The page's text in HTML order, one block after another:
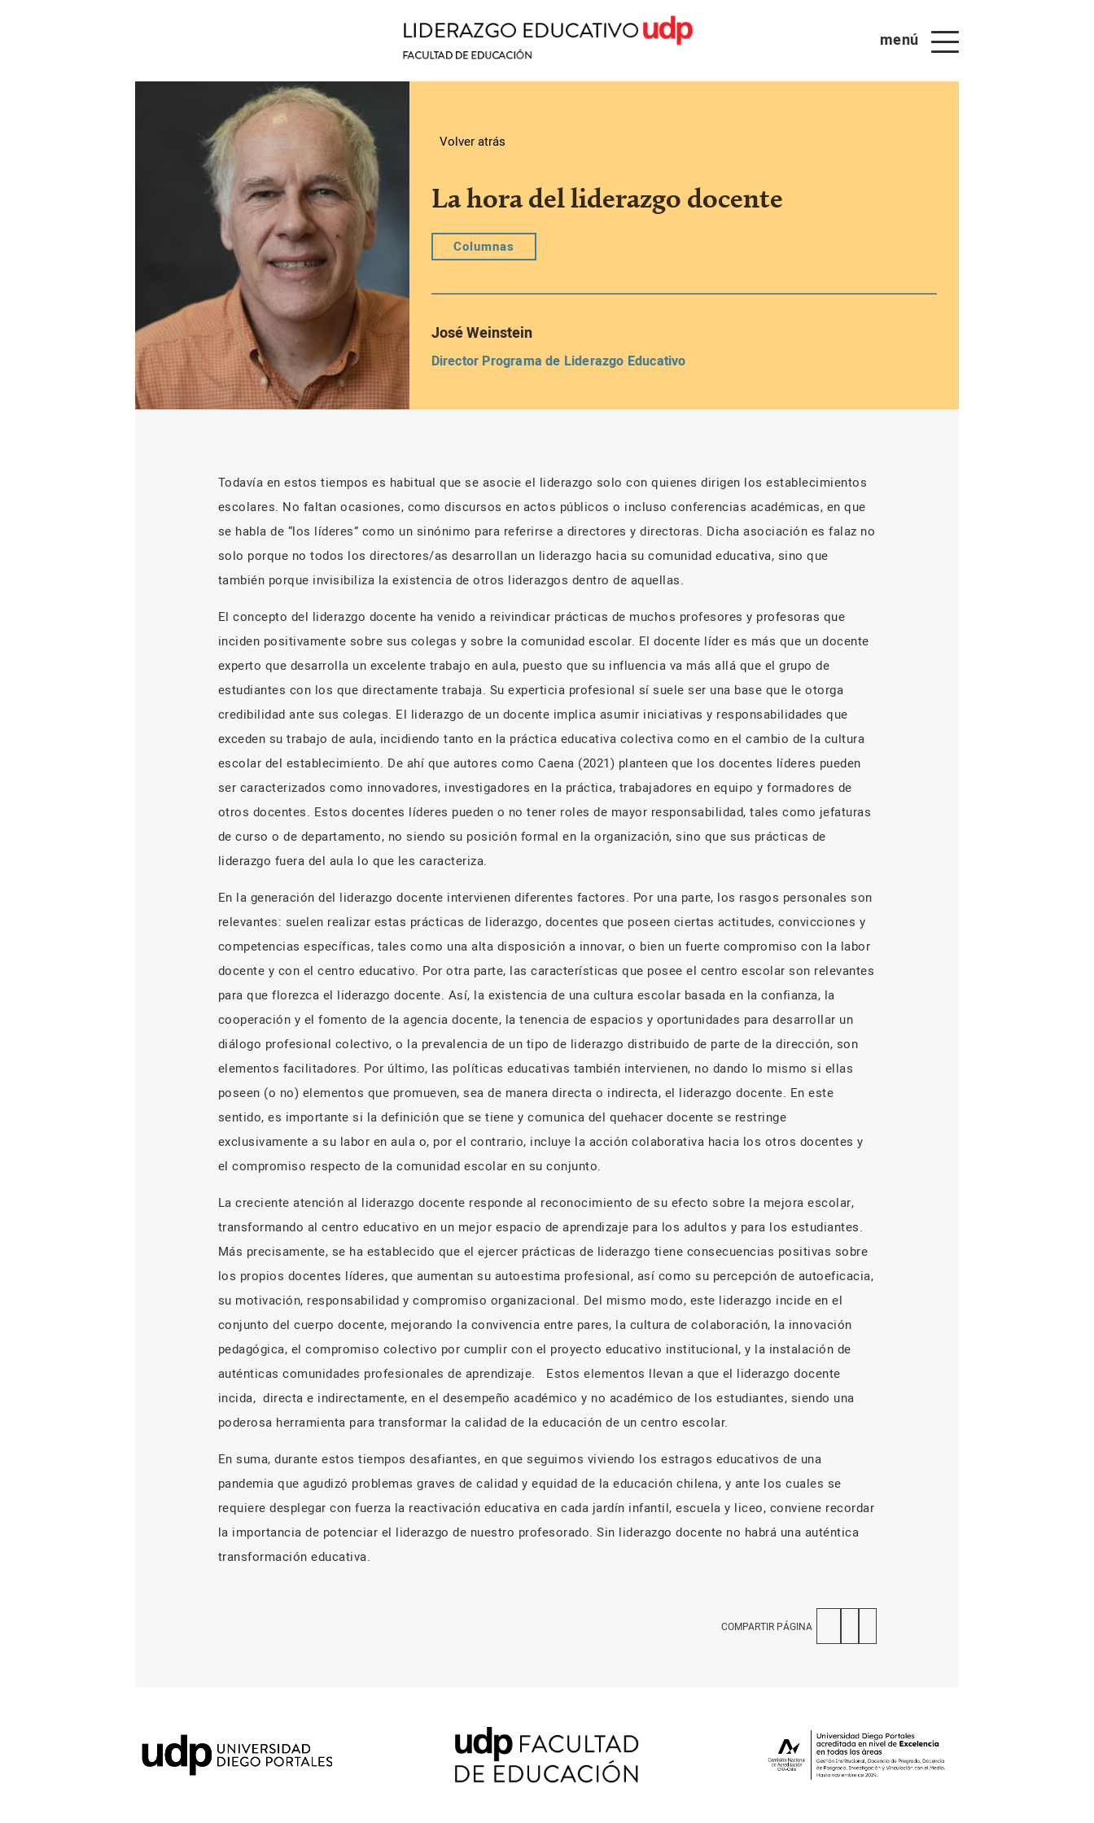
menú
Volver atrás
La hora del liderazgo docente
Columnas
José Weinstein
Director Programa de Liderazgo Educativo
Todavía en estos tiempos es habitual que se asocie el liderazgo solo con quienes dirigen los establecimientos
escolares. No faltan ocasiones, como discursos en actos públicos o incluso conferencias académicas, en que
se habla de “los líderes” como un sinónimo para referirse a directores y directoras. Dicha asociación es falaz no
solo porque no todos los directores/as desarrollan un liderazgo hacia su comunidad educativa, sino que
también porque invisibiliza la existencia de otros liderazgos dentro de aquellas.
El concepto del liderazgo docente ha venido a reivindicar prácticas de muchos profesores y profesoras que
inciden positivamente sobre sus colegas y sobre la comunidad escolar. El docente líder es más que un docente
experto que desarrolla un excelente trabajo en aula, puesto que su influencia va más allá que el grupo de
estudiantes con los que directamente trabaja. Su experticia profesional sí suele ser una base que le otorga
credibilidad ante sus colegas. El liderazgo de un docente implica asumir iniciativas y responsabilidades que
exceden su trabajo de aula, incidiendo tanto en la práctica educativa colectiva como en el cambio de la cultura
escolar del establecimiento. De ahí que autores como Caena (2021) planteen que los docentes líderes pueden
ser caracterizados como innovadores, investigadores en la práctica, trabajadores en equipo y formadores de
otros docentes. Estos docentes líderes pueden o no tener roles de mayor responsabilidad, tales como jefaturas
de curso o de departamento, no siendo su posición formal en la organización, sino que sus prácticas de
liderazgo fuera del aula lo que les caracteriza.
En la generación del liderazgo docente intervienen diferentes factores. Por una parte, los rasgos personales son
relevantes: suelen realizar estas prácticas de liderazgo, docentes que poseen ciertas actitudes, convicciones y
competencias específicas, tales como una alta disposición a innovar, o bien un fuerte compromiso con la labor
docente y con el centro educativo. Por otra parte, las características que posee el centro escolar son relevantes
para que florezca el liderazgo docente. Así, la existencia de una cultura escolar basada en la confianza, la
cooperación y el fomento de la agencia docente, la tenencia de espacios y oportunidades para desarrollar un
diálogo profesional colectivo, o la prevalencia de un tipo de liderazgo distribuido de parte de la dirección, son
elementos facilitadores. Por último, las políticas educativas también intervienen, no dando lo mismo si ellas
poseen (o no) elementos que promueven, sea de manera directa o indirecta, el liderazgo docente. En este
sentido, es importante si la definición que se tiene y comunica del quehacer docente se restringe
exclusivamente a su labor en aula o, por el contrario, incluye la acción colaborativa hacia los otros docentes y
el compromiso respecto de la comunidad escolar en su conjunto.
La creciente atención al liderazgo docente responde al reconocimiento de su efecto sobre la mejora escolar,
transformando al centro educativo en un mejor espacio de aprendizaje para los adultos y para los estudiantes.
Más precisamente, se ha establecido que el ejercer prácticas de liderazgo tiene consecuencias positivas sobre
los propios docentes líderes, que aumentan su autoestima profesional, así como su percepción de autoeficacia,
su motivación, responsabilidad y compromiso organizacional. Del mismo modo, este liderazgo incide en el
conjunto del cuerpo docente, mejorando la convivencia entre pares, la cultura de colaboración, la innovación
pedagógica, el compromiso colectivo por cumplir con el proyecto educativo institucional, y la instalación de
auténticas comunidades profesionales de aprendizaje. Estos elementos llevan a que el liderazgo docente
incida, directa e indirectamente, en el desempeño académico y no académico de los estudiantes, siendo una
poderosa herramienta para transformar la calidad de la educación de un centro escolar.
En suma, durante estos tiempos desafiantes, en que seguimos viviendo los estragos educativos de una
pandemia que agudizó problemas graves de calidad y equidad de la educación chilena, y ante los cuales se
requiere desplegar con fuerza la reactivación educativa en cada jardín infantil, escuela y liceo, conviene recordar
la importancia de potenciar el liderazgo de nuestro profesorado. Sin liderazgo docente no habrá una auténtica
transformación educativa.
COMPARTIR PÁGINA